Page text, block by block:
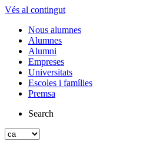
Vés al contingut
Nous alumnes
Alumnes
Alumni
Empreses
Universitats
Escoles i famílies
Premsa
Search